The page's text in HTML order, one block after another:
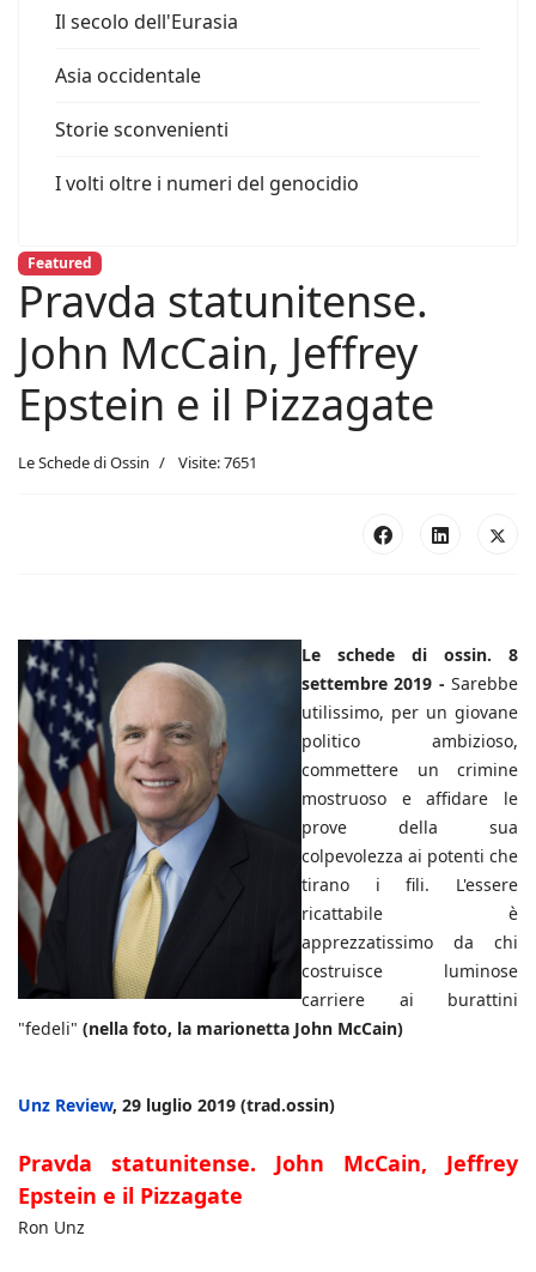
Il secolo dell'Eurasia
Asia occidentale
Storie sconvenienti
I volti oltre i numeri del genocidio
Featured
Pravda statunitense.
John McCain, Jeffrey
Epstein e il Pizzagate
Le Schede di Ossin Visite: 7651
Le schede di ossin. 8
settembre 2019 - Sarebbe
utilissimo, per un giovane
politico ambizioso,
commettere un crimine
mostruoso e affidare le
prove della sua
colpevolezza ai potenti che
tirano i fili. L'essere
ricattabile è
apprezzatissimo da chi
costruisce luminose
carriere ai burattini
"fedeli" (nella foto, la marionetta John McCain)
Unz Review, 29 luglio 2019 (trad.ossin)
Pravda statunitense. John McCain, Jeffrey
Epstein e il Pizzagate
Ron Unz